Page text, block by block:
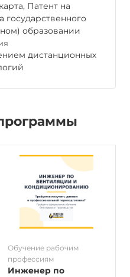
Патент на
государственного
образовании
дистанционных
Обучение рабочим
профессиям
Инженер по